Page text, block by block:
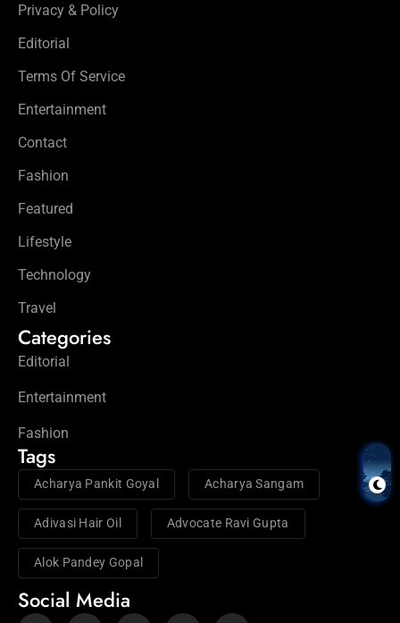
Privacy & Policy
Editorial
Terms Of Service
Entertainment
Contact
Fashion
Featured
Lifestyle
Technology
Travel
Categories
Editorial
Entertainment
Fashion
Tags
Acharya Pankit Goyal Acharya Sangam
Adivasi Hair Oil Advocate Ravi Gupta
Alok Pandey Gopal
Social Media